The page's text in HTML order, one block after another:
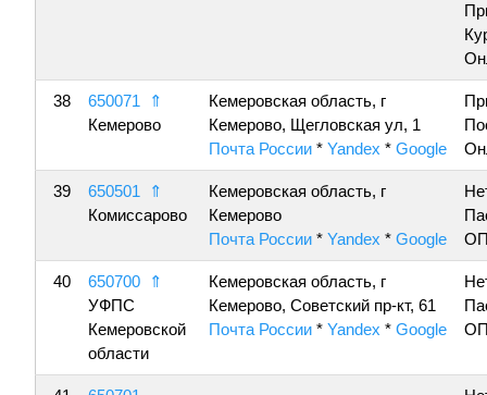
38 650071
⇑
Кемерово
Кемеровская область, г
Кемерово, Щегловская ул, 1
Почта России * Yandex * Google
39 650501
⇑
Комиссарово
Кемеровская область, г
Кемерово
Почта России * Yandex * Google
40 650700
⇑
УФПС
Кемеровской
области
Кемеровская область, г
Кемерово, Советский пр-кт, 61
Почта России * Yandex * Google